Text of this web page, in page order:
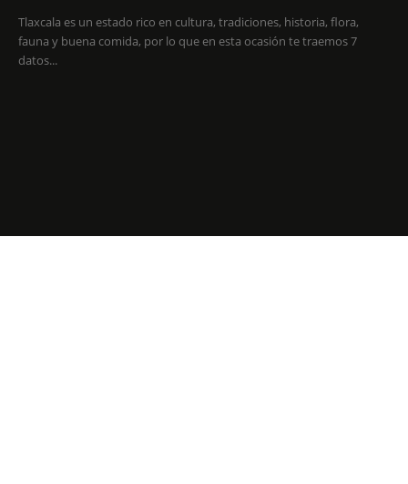
Tlaxcala es un estado rico en cultura, tradiciones, historia, flora,
fauna y buena comida, por lo que en esta ocasión te traemos 7
datos...